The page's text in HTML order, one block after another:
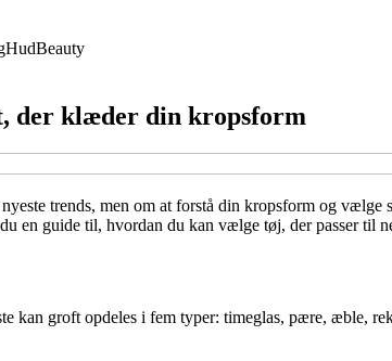
HudBeauty
der klæder din kropsform
trends, men om at forstå din kropsform og
en guide til, hvordan du kan vælge tøj, der passer til
kan groft opdeles i fem typer: timeglas, pære, æble,